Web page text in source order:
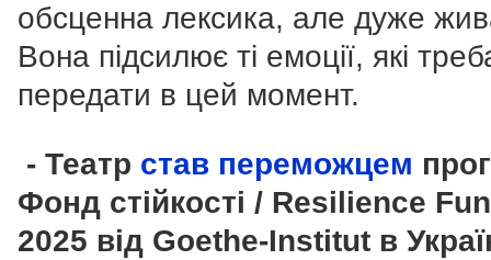
обсценна лексика, але дуже
Вона підсилює ті емоції, які
передати в цей момент.
- Театр став переможцем
Фонд стійкості / Resilience
2025 від Goethe-Institut в